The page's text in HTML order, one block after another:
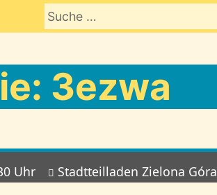
3ezwa
Uhr Stadtteilladen Zielona Góra